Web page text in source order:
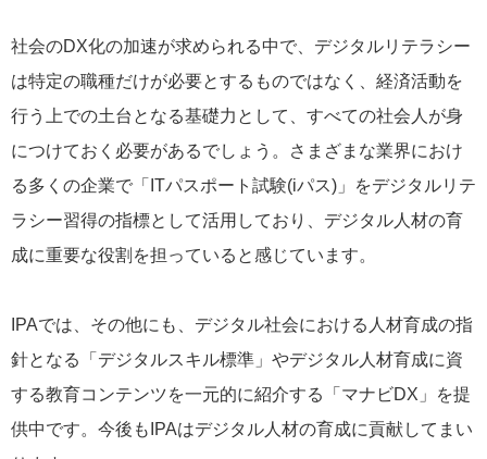
社会のDX化の加速が求められる中で、デジタルリテラシー
は特定の職種だけが必要とするものではなく、経済活動を
行う上での土台となる基礎力として、すべての社会人が身
につけておく必要があるでしょう。さまざまな業界におけ
る多くの企業で「ITパスポート試験(iパス)」をデジタルリテ
ラシー習得の指標として活用しており、デジタル人材の育
成に重要な役割を担っていると感じています。
IPAでは、その他にも、デジタル社会における人材育成の指
針となる「デジタルスキル標準」やデジタル人材育成に資
する教育コンテンツを一元的に紹介する「マナビDX」を提
供中です。今後もIPAはデジタル人材の育成に貢献してまい